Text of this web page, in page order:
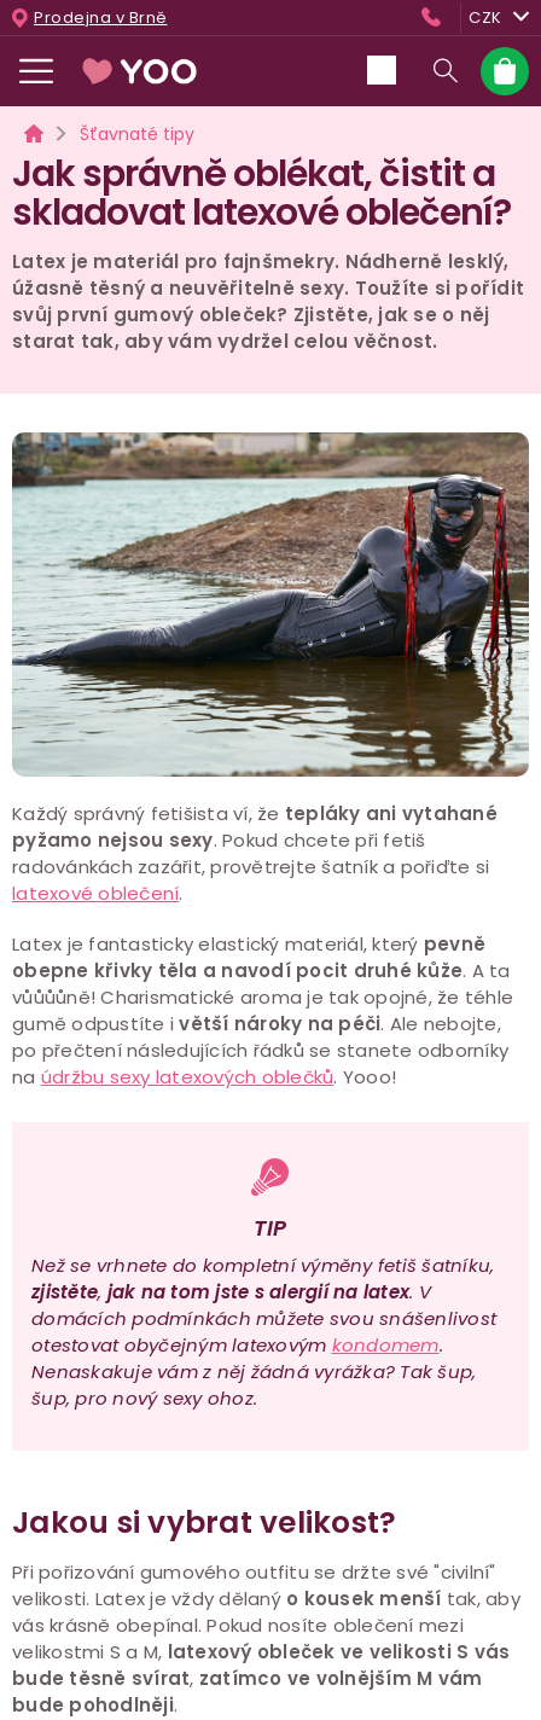
Přejít
na
obsah
Prodejna v Brně CZK
košík
DomůŠťavnaté tipy
Jak správně oblékat, čistit a
skladovat latexové oblečení?
Latex je materiál pro fajnšmekry. Nádherně lesklý,
úžasně těsný a neuvěřitelně sexy. Toužíte si pořídit
svůj první gumový obleček? Zjistěte, jak se o něj
starat tak, aby vám vydržel celou věčnost.
Každý správný fetišista ví, že tepláky ani vytahané
pyžamo nejsou sexy. Pokud chcete při fetiš
radovánkách zazářit, provětrejte šatník a pořiďte si
latexové oblečení.
Latex je fantasticky elastický materiál, který pevně
obepne křivky těla a navodí pocit druhé kůže. A ta
vůůůůně! Charismatické aroma je tak opojné, že téhle
gumě odpustíte ivětší nároky na péči. Ale nebojte,
po přečtení následujících řádků se stanete odborníky
na údržbu sexy latexových oblečků. Yooo!
TIP
Než se vrhnete do kompletní výměny fetiš šatníku,
zjistěte, jak na tom jste s alergií na latex. V
domácích podmínkách můžete svou snášenlivost
otestovat obyčejným latexovým kondomem.
Nenaskakuje vám z něj žádná vyrážka? Tak šup,
šup, pro nový sexy ohoz.
Jakou si vybrat velikost?
Při pořizování gumového outfitu se držte své "civilní"
velikosti. Latex je vždy dělaný o kousek menší tak, aby
vás krásně obepínal. Pokud nosíte oblečení mezi
velikostmi S a M, latexový obleček ve velikosti S vás
bude těsně svírat, zatímco ve volnějším M vám
bude pohodlněji.